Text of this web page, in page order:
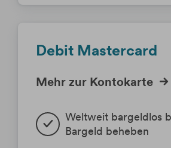
Debit Mastercard
Mehr zur Kontokarte
Weltweit bargeldlos
Bargeld beheben